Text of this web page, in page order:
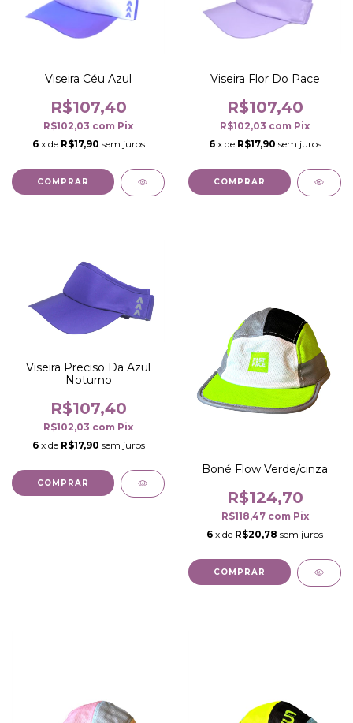
Viseira Céu Azul
R$107,40
R$102,03 com Pix
6 x de R$17,90 sem juros
COMPRAR
Viseira Flor Do Pace
R$107,40
R$102,03 com Pix
6 x de R$17,90 sem juros
COMPRAR
Viseira Preciso Da Azul
Noturno
R$107,40
R$102,03 com Pix
6 x de R$17,90 sem juros
COMPRAR
Boné Flow Verde/cinza
R$124,70
R$118,47 com Pix
6 x de R$20,78 sem juros
COMPRAR